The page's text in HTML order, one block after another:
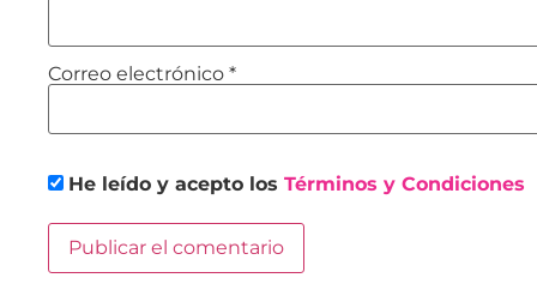
Correo electrónico *
He leído y acepto los Términos y Condiciones